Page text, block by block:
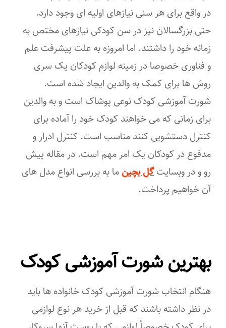
در واقع برای هر سنی نیازهای اولیه ای وجود دارد.
حتی بزرگسالان نیز در سن کودکی نیازهای مختص به
زمانه خود را داشتند. اما امروزه به علت پیشرفت علم
و فناوری خصوصا در زمینه لوازم کودکان یک سری
روش ها برای کمک به والدین ایجاد شده است.
شورت آموزشی کودک نوعی پوشاک است و به والدین
برای زمانی که می خواهند کودک خود را آماده برای
کنترل دستشویی کنند مناسب است. کنترل ادرار و
مدفوع در کودکان یک امر مهم است. در مقاله پیش
رو و در وبسایتگل بچینما به بررسی انواع مدل های
آن خواهیم پرداخت.
بهترین شورت آموزشی کودک
هنگام انتخاب شورت آموزشی کودک خانواده ها باید
در نظر داشته باشند که قبل از خرید هر نوع لوازمی
برای کودک خصوصاً لوازمی که با پوست آنها سروکار